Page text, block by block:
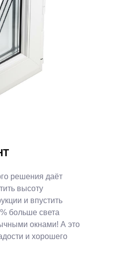
решения даёт
высоту
и впустить
больше света
окнами! А это
и хорошего